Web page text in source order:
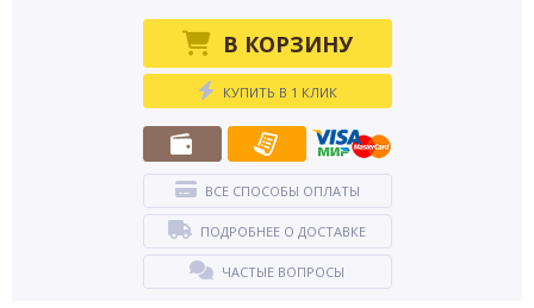
В КОРЗИНУ
КУПИТЬ В 1 КЛИК
ВСЕ СПОСОБЫ ОПЛАТЫ
ПОДРОБНЕЕ О ДОСТАВКЕ
ЧАСТЫЕ ВОПРОСЫ